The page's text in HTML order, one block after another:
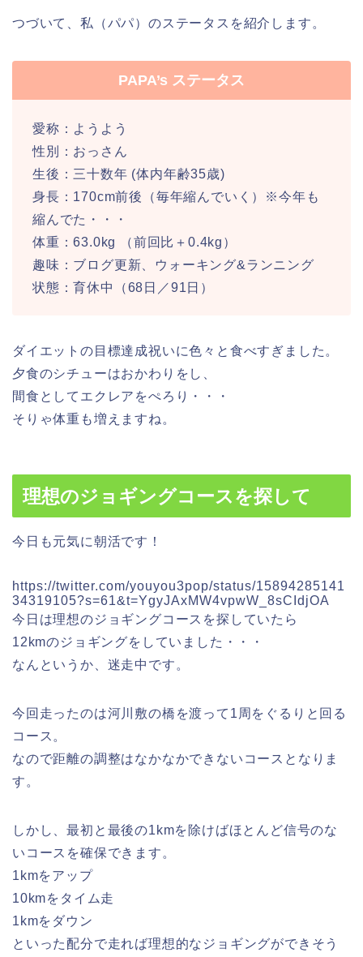
つづいて、私（パパ）のステータスを紹介します。
PAPA’s ステータス
愛称：ようよう
性別：おっさん
生後：三十数年 (体内年齢35歳)
身長：170cm前後（毎年縮んでいく）※今年も
縮んでた・・・
体重：63.0kg （前回比＋0.4kg）
趣味：ブログ更新、ウォーキング&ランニング
状態：育休中（68日／91日）
ダイエットの目標達成祝いに色々と食べすぎました。
夕食のシチューはおかわりをし、
間食としてエクレアをぺろり・・・
そりゃ体重も増えますね。
理想のジョギングコースを探して
今日も元気に朝活です！
https://twitter.com/youyou3pop/status/15894285141
34319105?s=61&t=YgyJAxMW4vpwW_8sCIdjOA
今日は理想のジョギングコースを探していたら
12kmのジョギングをしていました・・・
なんというか、迷走中です。
今回走ったのは河川敷の橋を渡って1周をぐるりと回る
コース。
なので距離の調整はなかなかできないコースとなりま
す。
しかし、最初と最後の1kmを除けばほとんど信号のな
いコースを確保できます。
1kmをアップ
10kmをタイム走
1kmをダウン
といった配分で走れば理想的なジョギングができそう